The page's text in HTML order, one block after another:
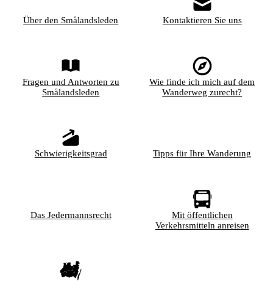
Über den Smålandsleden Kontaktieren Sie uns
Fragen und Antworten zu
Smålandsleden
Wie finde ich mich auf dem
Wanderweg zurecht?
Schwierigkeitsgrad Tipps für Ihre Wanderung
Das Jedermannsrecht
Mit öffentlichen
Verkehrsmitteln anreisen